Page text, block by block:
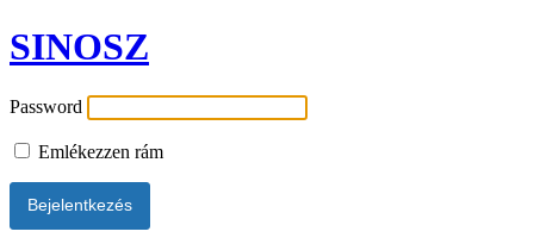
SINOSZ
Password
Emlékezzen rám